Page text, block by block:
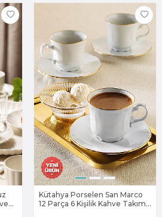
Kütahya Porselen San Marco
12 Parça 6 Kişilik Kahve Takımı